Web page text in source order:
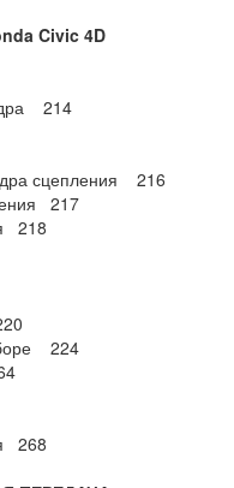
Civic 4D
214
сцепления 216
217
218
224
268